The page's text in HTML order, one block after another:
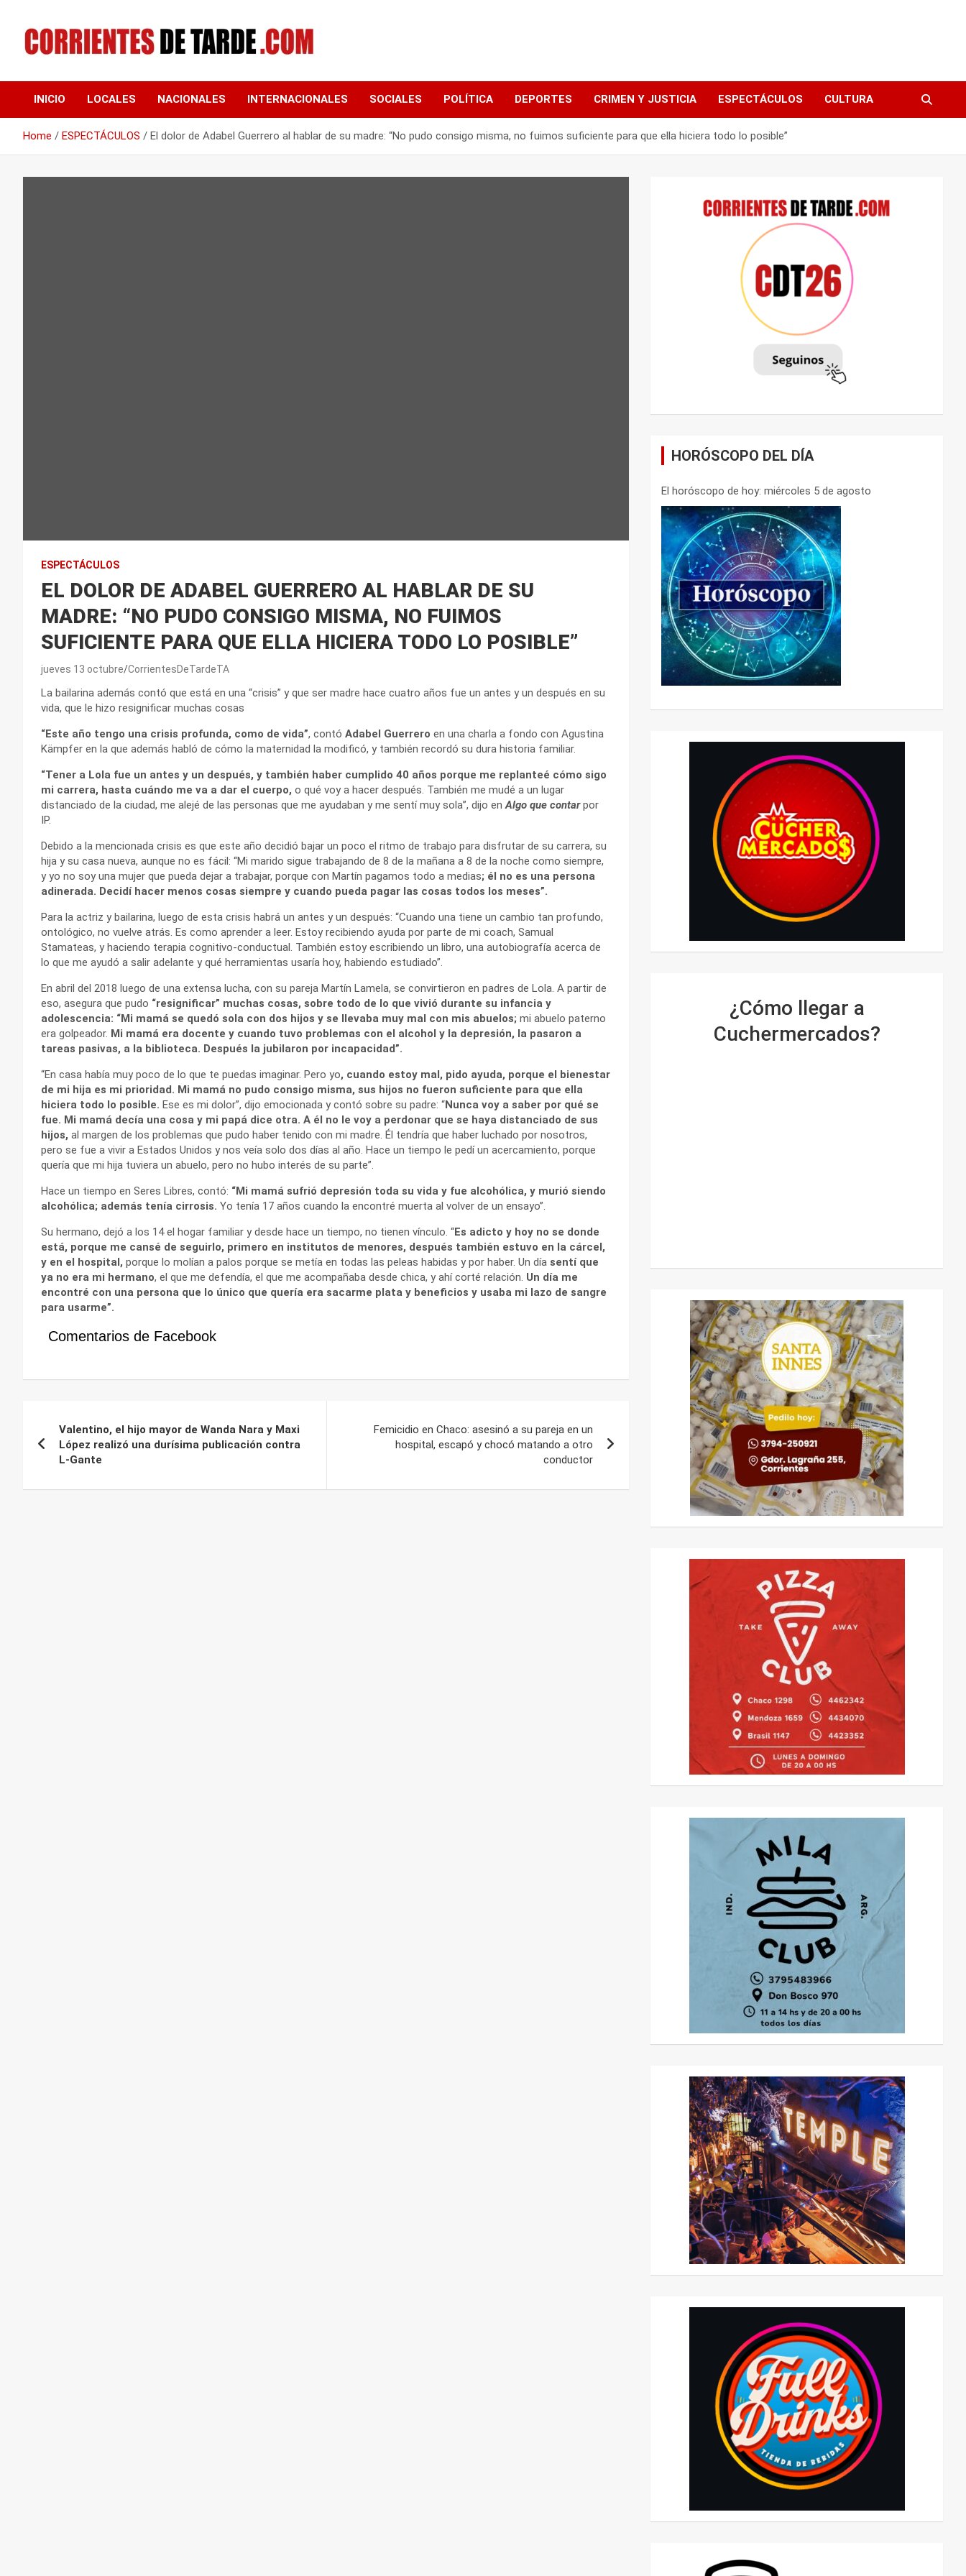
content
CORRIENTES DE
TARDE
INICIO LOCALES NACIONALES INTERNACIONALES SOCIALES POLÍTICA DEPORTES CRIMEN Y JUSTICIA ESPECTÁCULOS CULTURA
Home ESPECTÁCULOS El dolor de Adabel Guerrero al hablar de su madre: “No pudo consigo misma, no fuimos suficiente para que ella hiciera todo lo posible”
ESPECTÁCULOS
EL DOLOR DE ADABEL GUERRERO AL HABLAR DE SU
MADRE: “NO PUDO CONSIGO MISMA, NO FUIMOS
SUFICIENTE PARA QUE ELLA HICIERA TODO LO POSIBLE”
jueves 13 octubre CorrientesDeTardeTA
La bailarina además contó que está en una “crisis” y que ser madre hace cuatro años fue un antes y un después en su
vida, que le hizo resignificar muchas cosas
“Este año tengo una crisis profunda, como de vida”, contó Adabel Guerrero en una charla a fondo con Agustina
Kämpfer en la que además habló de cómo la maternidad la modificó, y también recordó su dura historia familiar.
“Tener a Lola fue un antes y un después, y también haber cumplido 40 años porque me replanteé cómo sigo
mi carrera, hasta cuándo me va a dar el cuerpo, o qué voy a hacer después. También me mudé a un lugar
distanciado de la ciudad, me alejé de las personas que me ayudaban y me sentí muy sola”, dijo enAlgo que contarpor
IP.
Debido a la mencionada crisis es que este año decidió bajar un poco el ritmo de trabajo para disfrutar de su carrera, su
hija y su casa nueva, aunque no es fácil: “Mi marido sigue trabajando de 8 de la mañana a 8 de la noche como siempre,
y yo no soy una mujer que pueda dejar a trabajar, porque con Martín pagamos todo a medias; él no es una persona
adinerada. Decidí hacer menos cosas siempre y cuando pueda pagar las cosas todos los meses”.
Para la actriz y bailarina, luego de esta crisis habrá un antes y un después: “Cuando una tiene un cambio tan profundo,
ontológico, no vuelve atrás. Es como aprender a leer. Estoy recibiendo ayuda por parte de mi coach, Samual
Stamateas, y haciendo terapia cognitivo-conductual. También estoy escribiendo un libro, una autobiografía acerca de
lo que me ayudó a salir adelante y qué herramientas usaría hoy, habiendo estudiado”.
En abril del 2018 luego de una extensa lucha, con su pareja Martín Lamela, se convirtieron en padres de Lola. A partir de
eso, asegura que pudo “resignificar” muchas cosas, sobre todo de lo que vivió durante su infancia y
adolescencia: “Mi mamá se quedó sola con dos hijos y se llevaba muy mal con mis abuelos; mi abuelo paterno
era golpeador. Mi mamá era docente y cuando tuvo problemas con el alcohol y la depresión, la pasaron a
tareas pasivas, a la biblioteca. Después la jubilaron por incapacidad”.
“En casa había muy poco de lo que te puedas imaginar. Pero yo, cuando estoy mal, pido ayuda, porque el bienestar
de mi hija es mi prioridad. Mi mamá no pudo consigo misma, sus hijos no fueron suficiente para que ella
hiciera todo lo posible. Ese es mi dolor”, dijo emocionada y contó sobre su padre: “Nunca voy a saber por qué se
fue. Mi mamá decía una cosa y mi papá dice otra. A él no le voy a perdonar que se haya distanciado de sus
hijos, al margen de los problemas que pudo haber tenido con mi madre. Él tendría que haber luchado por nosotros,
pero se fue a vivir a Estados Unidos y nos veía solo dos días al año. Hace un tiempo le pedí un acercamiento, porque
quería que mi hija tuviera un abuelo, pero no hubo interés de su parte”.
Hace un tiempo en Seres Libres, contó: “Mi mamá sufrió depresión toda su vida y fue alcohólica, y murió siendo
alcohólica; además tenía cirrosis. Yo tenía 17 años cuando la encontré muerta al volver de un ensayo”.
Su hermano, dejó a los 14 el hogar familiar y desde hace un tiempo, no tienen vínculo. “Es adicto y hoy no se donde
está, porque me cansé de seguirlo, primero en institutos de menores, después también estuvo en la cárcel,
y en el hospital, porque lo molían a palos porque se metía en todas las peleas habidas y por haber. Un día sentí que
ya no era mi hermano, el que me defendía, el que me acompañaba desde chica, y ahí corté relación. Un día me
encontré con una persona que lo único que quería era sacarme plata y beneficios y usaba mi lazo de sangre
para usarme”.
Comentarios de Facebook
de
Valentino, el hijo mayor de Wanda Nara y Maxi
López realizó una durísima publicación contra
L-Gante
Femicidio en Chaco: asesinó a su pareja en un
hospital, escapó y chocó matando a otro
conductor
HORÓSCOPO DEL DÍA
El horóscopo de hoy: miércoles 5 de agosto
¿Cómo llegar a
Cuchermercados?